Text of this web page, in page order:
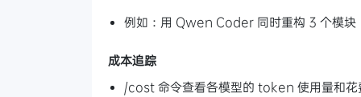
例如：用 Qwen Coder 同时重构 3 个模块
成本追踪
/cost 命令查看各模型的 token 使用量和花